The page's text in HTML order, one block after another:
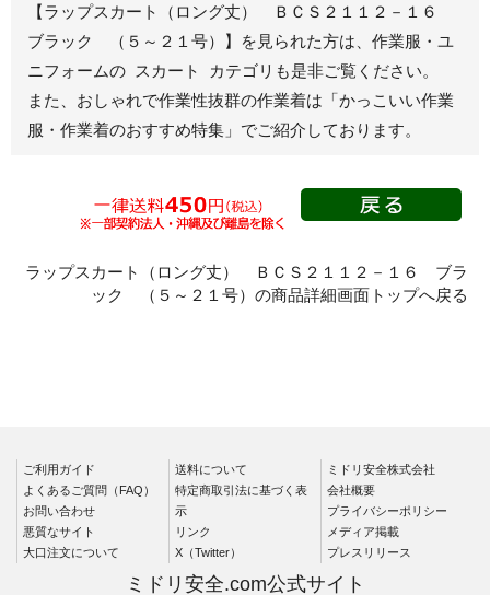
ジャンパー
秋冬長袖
春夏半袖
スモック
秋冬長袖
クリーンウェ
ワークパンツ
春夏
【ラップスカート（ロング丈） ＢＣＳ２１１２－１６
ブラック （５～２１号）】を見られた方は、作業服・ユ
ニフォームの スカート カテゴリも是非ご覧ください。
また、おしゃれで作業性抜群の作業着は 「かっこいい作業
服・作業着のおすすめ特集」 でご紹介しております。
ラップスカート（ロング丈） ＢＣＳ２１１２－１６ ブラ
ック （５～２１号）の商品詳細画面トップへ戻る
ご利用ガイド
よくあるご質問（FAQ）
お問い合わせ
悪質なサイト
大口注文について
送料について
特定商取引法に基づく表
示
リンク
X（Twitter）
ミドリ安全株式会社
会社概要
プライバシーポリシー
メディア掲載
プレスリリース
ミドリ安全.com公式サイト